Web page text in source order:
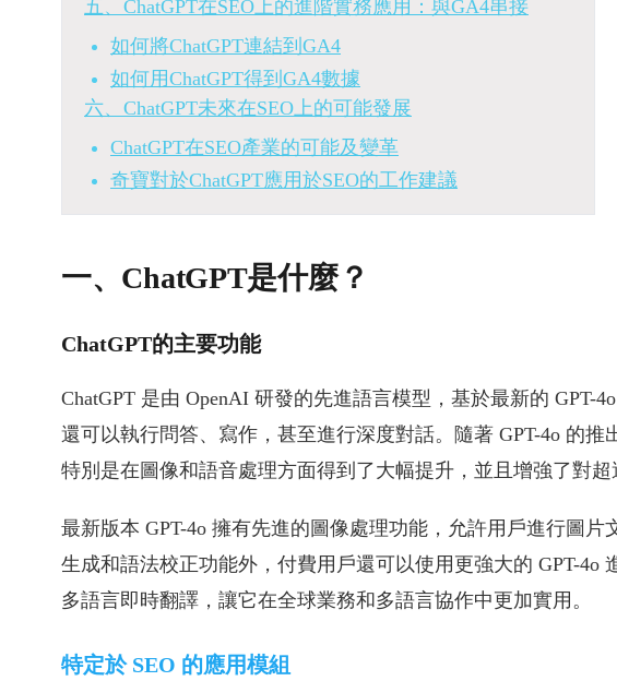
五、ChatGPT在SEO上的進階實務應用：與GA4串接
如何將ChatGPT連結到GA4
如何用ChatGPT得到GA4數據
六、ChatGPT未來在SEO上的可能發展
ChatGPT在SEO產業的可能及變革
奇寶對於ChatGPT應用於SEO的工作建議
一、ChatGPT是什麼？
ChatGPT的主要功能
ChatGPT 是由 OpenAI 研發的先進語言模型，基於最新的 GPT-
還可以執行問答、寫作，甚至進行深度對話。隨著 GPT-4o 的推
特別是在圖像和語音處理方面得到了大幅提升，並且增強了對超
最新版本 GPT-4o 擁有先進的圖像處理功能，允許用戶進行圖
生成和語法校正功能外，付費用戶還可以使用更強大的 GPT-4o
多語言即時翻譯，讓它在全球業務和多語言協作中更加實用​。
特定於 SEO 的應用模組